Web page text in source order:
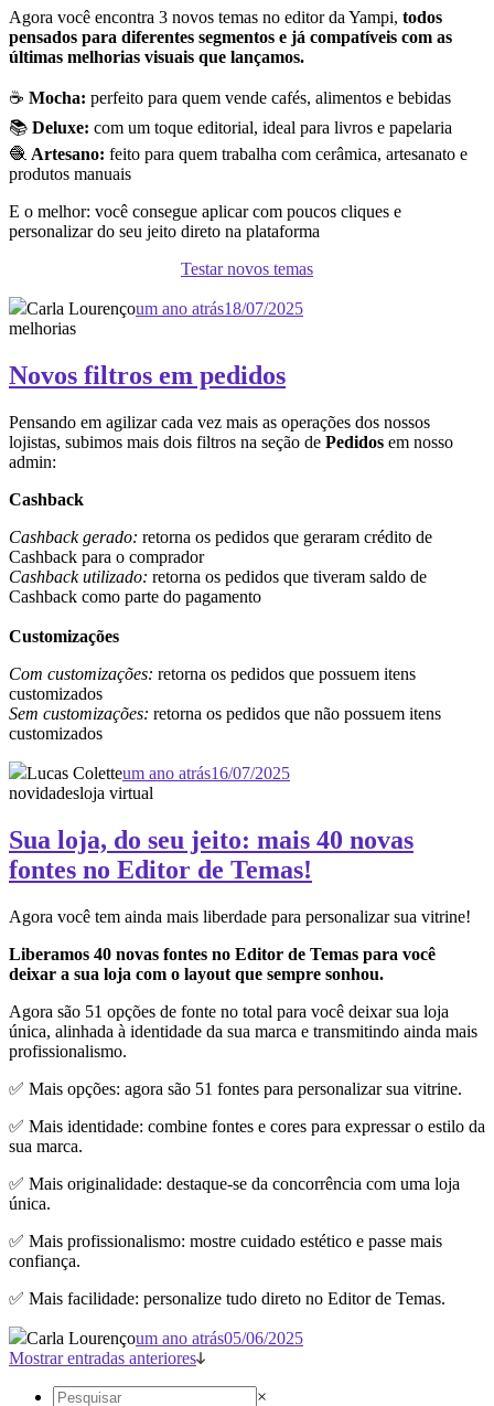
Agora você encontra 3 novos temas no editor da Yampi, todos
pensados para diferentes segmentos e já compatíveis com as
últimas melhorias visuais que lançamos.
☕ Mocha: perfeito para quem vende cafés, alimentos e bebidas
📚 Deluxe: com um toque editorial, ideal para livros e papelaria
🧶 Artesano: feito para quem trabalha com cerâmica, artesanato e
produtos manuais
E o melhor: você consegue aplicar com poucos cliques e
personalizar do seu jeito direto na plataforma
Testar novos temas
Carla Lourençoum ano atrás18/07/2025
melhorias
Novos filtros em pedidos
Pensando em agilizar cada vez mais as operações dos nossos
lojistas, subimos mais dois filtros na seção de Pedidos em nosso
admin:
Cashback
Cashback gerado: retorna os pedidos que geraram crédito de
Cashback para o comprador
Cashback utilizado: retorna os pedidos que tiveram saldo de
Cashback como parte do pagamento
Customizações
Com customizações: retorna os pedidos que possuem itens
customizados
Sem customizações: retorna os pedidos que não possuem itens
customizados
Lucas Coletteum ano atrás16/07/2025
novidadesloja virtual
Sua loja, do seu jeito: mais 40 novas
fontes no Editor de Temas!
Agora você tem ainda mais liberdade para personalizar sua vitrine!
Liberamos 40 novas fontes no Editor de Temas para você
deixar a sua loja com o layout que sempre sonhou.
Agora são 51 opções de fonte no total para você deixar sua loja
única, alinhada à identidade da sua marca e transmitindo ainda mais
profissionalismo.
✅ Mais opções: agora são 51 fontes para personalizar sua vitrine.
✅ Mais identidade: combine fontes e cores para expressar o estilo da
sua marca.
✅ Mais originalidade: destaque-se da concorrência com uma loja
única.
✅ Mais profissionalismo: mostre cuidado estético e passe mais
confiança.
✅ Mais facilidade: personalize tudo direto no Editor de Temas.
Carla Lourençoum ano atrás05/06/2025
Mostrar entradas anteriores
×